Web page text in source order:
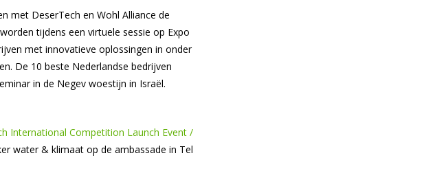
met DeserTech en Wohl Alliance de
tijdens een virtuele sessie op Expo
met innovatieve oplossingen in onder
De 10 beste Nederlandse bedrijven
in de Negev woestijn in Israël.
International Competition Launch Event /
water & klimaat op de ambassade in Tel